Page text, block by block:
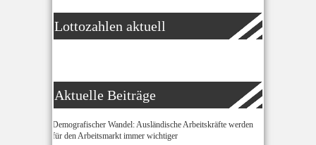
Lottozahlen aktuell
Aktuelle Beiträge
Demografischer Wandel: Ausländische Arbeitskräfte werden
für den Arbeitsmarkt immer wichtiger